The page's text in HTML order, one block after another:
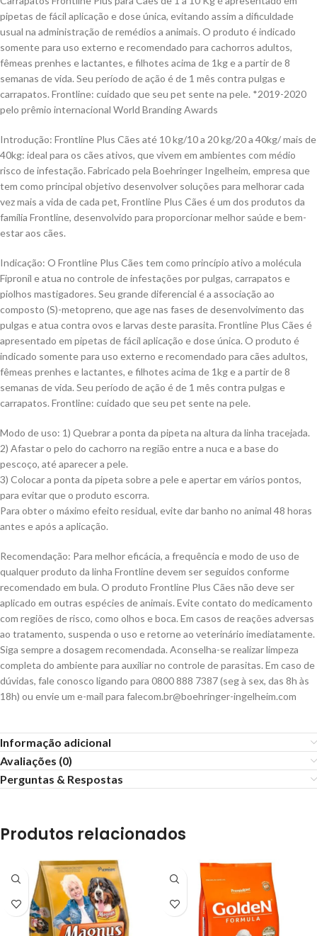
pipetas de fácil aplicação e dose única, evitando assim a dificuldade
usual na administração de remédios a animais. O produto é indicado
somente para uso externo e recomendado para cachorros adultos,
fêmeas prenhes e lactantes, e filhotes acima de 1kg e a partir de 8
semanas de vida. Seu período de ação é de 1 mês contra pulgas e
carrapatos. Frontline: cuidado que seu pet sente na pele. *2019-2020
pelo prêmio internacional World Branding Awards
Introdução: Frontline Plus Cães até 10 kg/10 a 20 kg/20 a 40kg/ mais de
40kg: ideal para os cães ativos, que vivem em ambientes com médio
risco de infestação. Fabricado pela Boehringer Ingelheim, empresa que
tem como principal objetivo desenvolver soluções para melhorar cada
vez mais a vida de cada pet, Frontline Plus Cães é um dos produtos da
família Frontline, desenvolvido para proporcionar melhor saúde e bem-
estar aos cães.
Indicação: O Frontline Plus Cães tem como princípio ativo a molécula
Fipronil e atua no controle de infestações por pulgas, carrapatos e
piolhos mastigadores. Seu grande diferencial é a associação ao
composto (S)-metopreno, que age nas fases de desenvolvimento das
pulgas e atua contra ovos e larvas deste parasita. Frontline Plus Cães é
apresentado em pipetas de fácil aplicação e dose única. O produto é
indicado somente para uso externo e recomendado para cães adultos,
fêmeas prenhes e lactantes, e filhotes acima de 1kg e a partir de 8
semanas de vida. Seu período de ação é de 1 mês contra pulgas e
carrapatos. Frontline: cuidado que seu pet sente na pele.
Modo de uso: 1) Quebrar a ponta da pipeta na altura da linha tracejada.
2) Afastar o pelo do cachorro na região entre a nuca e a base do
pescoço, até aparecer a pele.
3) Colocar a ponta da pipeta sobre a pele e apertar em vários pontos,
para evitar que o produto escorra.
Para obter o máximo efeito residual, evite dar banho no animal 48 horas
antes e após a aplicação.
Recomendação: Para melhor eficácia, a frequência e modo de uso de
qualquer produto da linha Frontline devem ser seguidos conforme
recomendado em bula. O produto Frontline Plus Cães não deve ser
aplicado em outras espécies de animais. Evite contato do medicamento
com regiões de risco, como olhos e boca. Em casos de reações adversas
ao tratamento, suspenda o uso e retorne ao veterinário imediatamente.
Siga sempre a dosagem recomendada. Aconselha-se realizar limpeza
completa do ambiente para auxiliar no controle de parasitas. Em caso de
dúvidas, fale conosco ligando para 0800 888 7387 (seg à sex, das 8h às
18h) ou envie um e-mail para falecom.br@boehringer-ingelheim.com
Informação adicional
Avaliações (0)
Perguntas & Respostas
Produtos relacionados